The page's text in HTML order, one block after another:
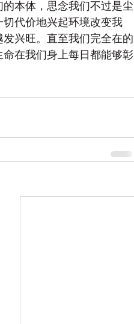
本体，思念我们不过是尘
代价地兴起环境改变我
兴旺。直至我们完全在的
在我们身上每日都能够彰